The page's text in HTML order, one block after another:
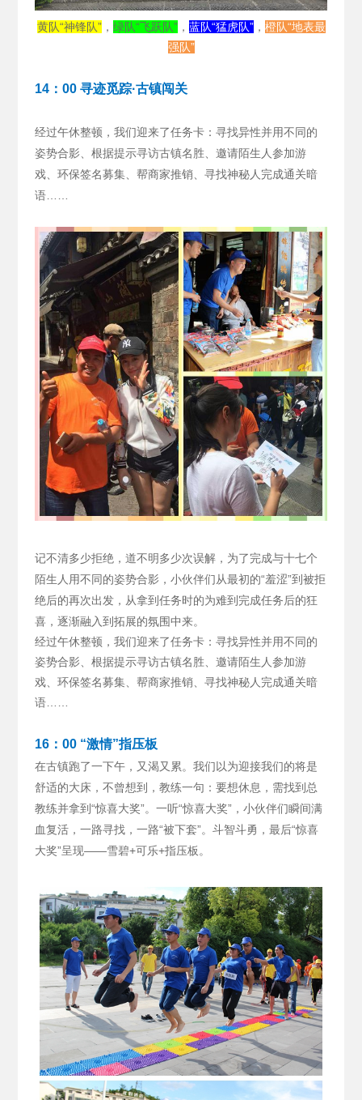
黄队“神锋队” ， 绿队“飞跃队” ， 蓝队“猛虎队”， 橙队“地表最
强队”
14：00 寻迹觅踪·古镇闯关
经过午休整顿，我们迎来了任务卡：寻找异性并用不同的
姿势合影、根据提示寻访古镇名胜、邀请陌生人参加游
戏、环保签名募集、帮商家推销、寻找神秘人完成通关暗
语……
记不清多少拒绝，道不明多少次误解，为了完成与十七个
陌生人用不同的姿势合影，小伙伴们从最初的“羞涩”到被拒
绝后的再次出发，从拿到任务时的为难到完成任务后的狂
喜，逐渐融入到拓展的氛围中来。
经过午休整顿，我们迎来了任务卡：寻找异性并用不同的
姿势合影、根据提示寻访古镇名胜、邀请陌生人参加游
戏、环保签名募集、帮商家推销、寻找神秘人完成通关暗
语……
16：00 “激情”指压板
在古镇跑了一下午，又渴又累。我们以为迎接我们的将是
舒适的大床，不曾想到，教练一句：要想休息，需找到总
教练并拿到“惊喜大奖”。 一听“惊喜大奖”，小伙伴们瞬间满
血复活，一路寻找，一路“被下套”。斗智斗勇，最后“惊喜
大奖”呈现——雪碧+可乐+指压板。